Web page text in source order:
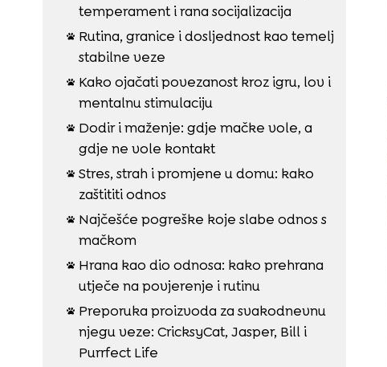
temperament i rana socijalizacija

Rutina, granice i dosljednost kao temelj
stabilne veze

Kako ojačati povezanost kroz igru, lov i
mentalnu stimulaciju

Dodir i maženje: gdje mačke vole, a
gdje ne vole kontakt
 Stres, strah i promjene u domu: kako
zaštititi odnos

Najčešće pogreške koje slabe odnos s
mačkom

Hrana kao dio odnosa: kako prehrana
utječe na povjerenje i rutinu

Preporuka proizvoda za svakodnevnu
njegu veze: CricksyCat, Jasper, Bill i
Purrfect Life